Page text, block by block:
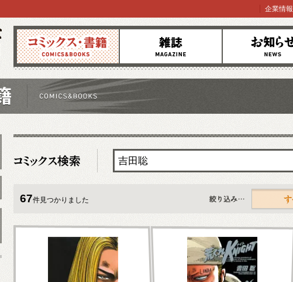
コミックス 雑誌 お知らせ
企業情報
67件見つかりました
すべて